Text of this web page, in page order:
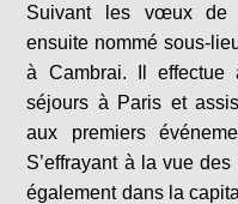
Suivant les vœux de
ensuite nommé sous-
à Cambrai. Il effectue
séjours à Paris et
aux premiers
S’effrayant à la vue
également dans la